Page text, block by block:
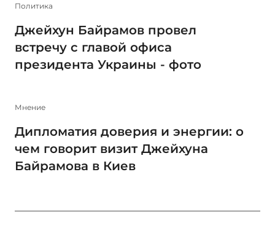
Политика
Джейхун Байрамов провел
встречу с главой офиса
президента Украины - фото
Мнение
Дипломатия доверия и энергии: о
чем говорит визит Джейхуна
Байрамова в Киев